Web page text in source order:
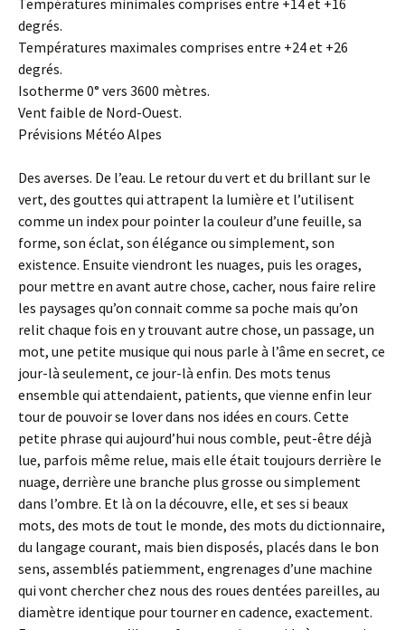
degrés.
Températures maximales comprises entre +24 et +26
degrés.
Isotherme 0° vers 3600 mètres.
Vent faible de Nord-Ouest.
Prévisions Météo Alpes
Des averses. De l’eau. Le retour du vert et du brillant sur le
vert, des gouttes qui attrapent la lumière et l’utilisent
comme un index pour pointer la couleur d’une feuille, sa
forme, son éclat, son élégance ou simplement, son
existence. Ensuite viendront les nuages, puis les orages,
pour mettre en avant autre chose, cacher, nous faire relire
les paysages qu’on connait comme sa poche mais qu’on
relit chaque fois en y trouvant autre chose, un passage, un
mot, une petite musique qui nous parle à l’âme en secret, ce
jour-là seulement, ce jour-là enfin. Des mots tenus
ensemble qui attendaient, patients, que vienne enfin leur
tour de pouvoir se lover dans nos idées en cours. Cette
petite phrase qui aujourd’hui nous comble, peut-être déjà
lue, parfois même relue, mais elle était toujours derrière le
nuage, derrière une branche plus grosse ou simplement
dans l’ombre. Et là on la découvre, elle, et ses si beaux
mots, des mots de tout le monde, des mots du dictionnaire,
du langage courant, mais bien disposés, placés dans le bon
sens, assemblés patiemment, engrenages d’une machine
qui vont chercher chez nous des roues dentées pareilles, au
diamètre identique pour tourner en cadence, exactement.